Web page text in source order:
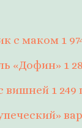
с маком 1
«Дофин» 1
вишней 1